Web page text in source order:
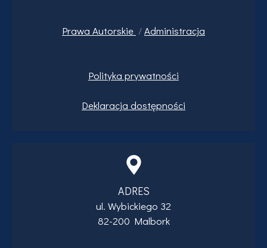
Prawa Autorskie /Administracja
Polityka prywatności
Deklaracja dostępności
ADRES
ul. Wybickiego 32
82-200 Malbork